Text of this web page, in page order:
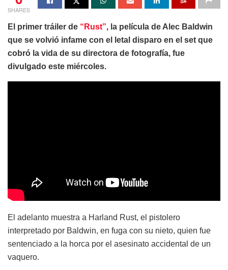
SHARES
El primer tráiler de “Rust”, la película de Alec Baldwin
que se volvió infame con el letal disparo en el set que
cobró la vida de su directora de fotografía, fue
divulgado este miércoles.
El adelanto muestra a Harland Rust, el pistolero
interpretado por Baldwin, en fuga con su nieto, quien fue
sentenciado a la horca por el asesinato accidental de un
vaquero.